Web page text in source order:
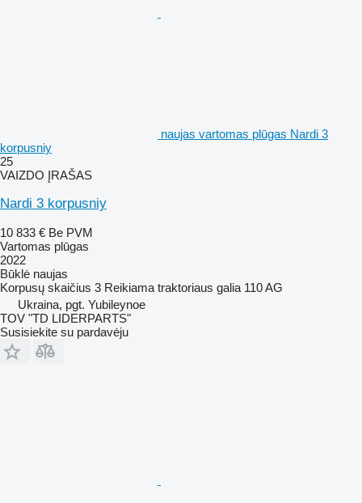
naujas vartomas plūgas Nardi 3
korpusniy
25
VAIZDO ĮRAŠAS
Nardi 3 korpusniy
10 833 € Be PVM
Vartomas plūgas
2022
Būklė naujas
Korpusų skaičius 3 Reikiama traktoriaus galia 110 AG
Ukraina, pgt. Yubileynoe
TOV "TD LIDERPARTS"
Susisiekite su pardavėju